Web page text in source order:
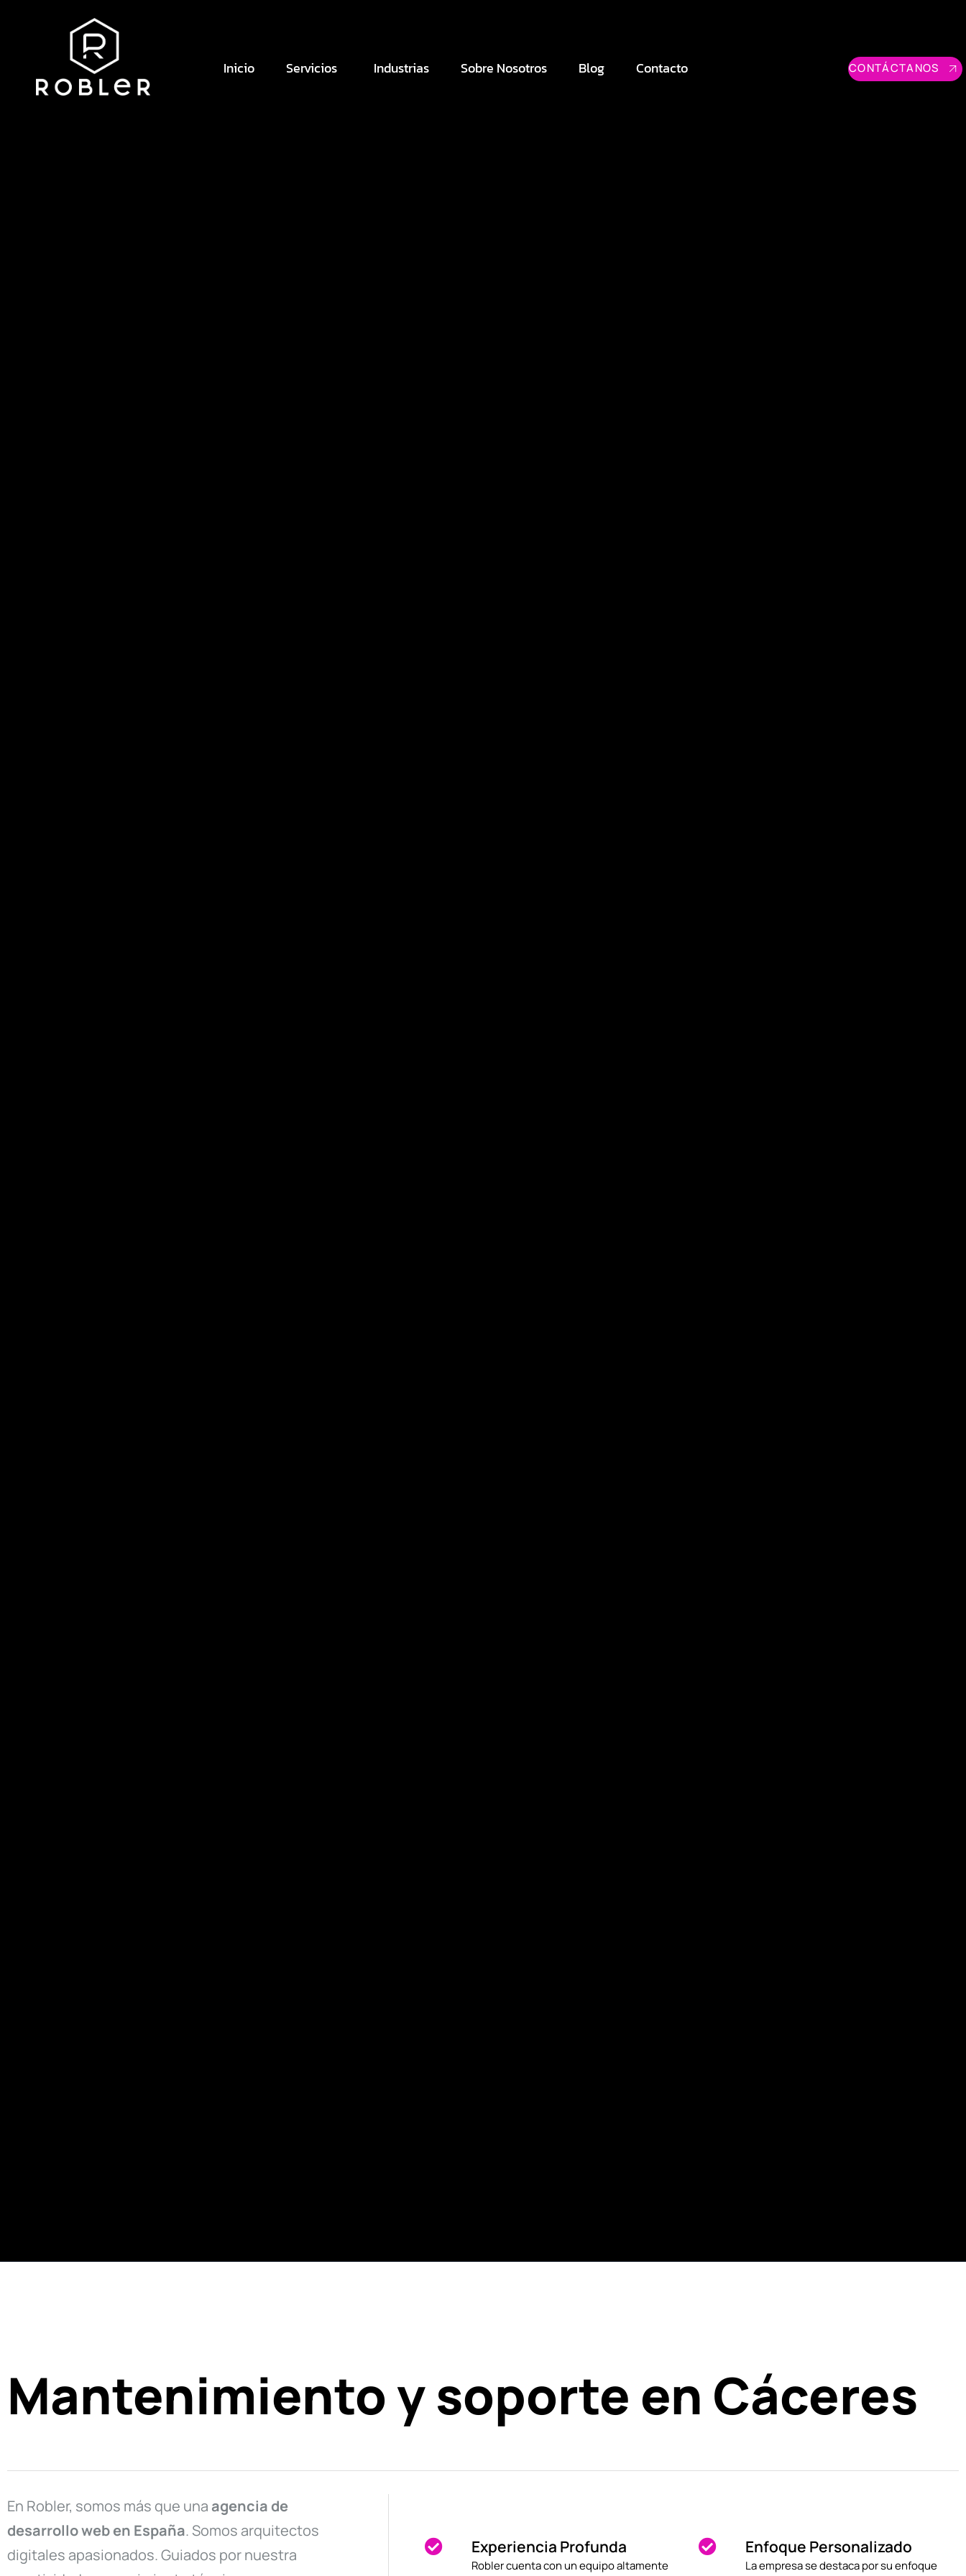
Inicio Servicios Industrias Sobre Nosotros Blog Contacto CONTÁCTANOS
Mantenimiento y soporte en Cáceres
En Robler, somos más que una agencia de
desarrollo web en España. Somos arquitectos
digitales apasionados. Guiados por nuestra
Experiencia Profunda
Robler cuenta con un equipo altamente
Enfoque Personalizado
La empresa se destaca por su enfoque